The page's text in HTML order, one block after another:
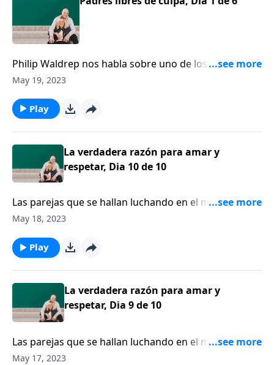
Philip Waldrep nos habla sobre uno de los dolores
más grandes que un padre cristiano puede enfrentar
May 19, 2023
Play
La verdadera razón para amar y
respetar, Dia 10 de 10
Las parejas que se hallan luchando en el matrimonio,
a menudo lo hacen porque simplemente no saben
que no saben cómo comunicarse el uno con el otro
es porque, como hombres y mujeres, nos
May 18, 2023
Play
La verdadera razón para amar y
respetar, Dia 9 de 10
Las parejas que se hallan luchando en el matrimonio,
a menudo lo hacen porque simplemente no saben
May 17, 2023